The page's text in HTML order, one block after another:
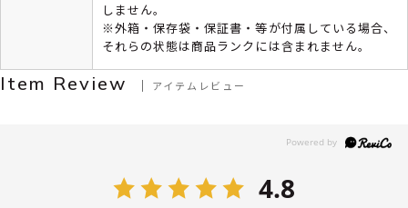
しません。
※外箱・保存袋・保証書・等が付属している場合、
それらの状態は商品ランクには含まれません。
Item Review アイテムレビュー
4.8